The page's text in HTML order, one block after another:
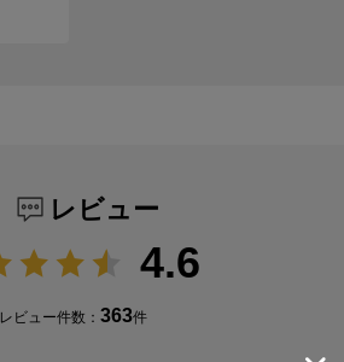
レビュー
4.6
レビュー件数：363件